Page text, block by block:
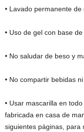
• Lavado permanente
• Uso de gel con base
• No saludar de beso y
• No compartir bebidas ni
• Usar mascarilla en
fabricada en casa de
siguientes páginas, para